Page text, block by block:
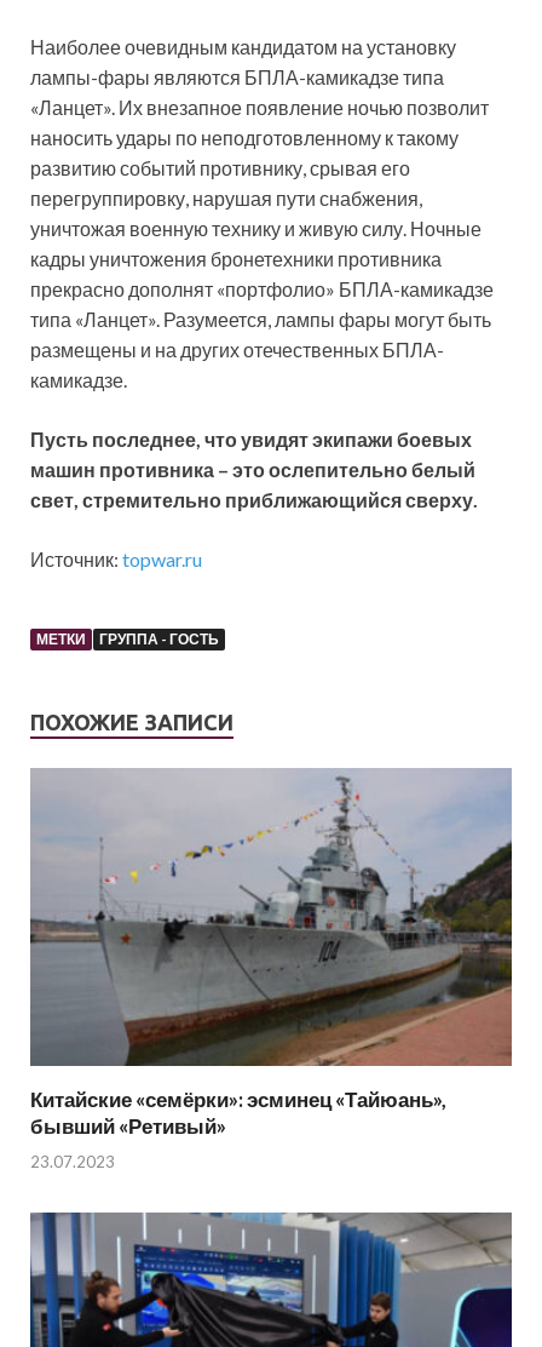
Наиболее очевидным кандидатом на установку
лампы-фары являются БПЛА-камикадзе типа
«Ланцет». Их внезапное появление ночью позволит
наносить удары по неподготовленному к такому
развитию событий противнику, срывая его
перегруппировку, нарушая пути снабжения,
уничтожая военную технику и живую силу. Ночные
кадры уничтожения бронетехники противника
прекрасно дополнят «портфолио» БПЛА-камикадзе
типа «Ланцет». Разумеется, лампы фары могут быть
размещены и на других отечественных БПЛА-
камикадзе.
Пусть последнее, что увидят экипажи боевых
машин противника – это ослепительно белый
свет, стремительно приближающийся сверху.
Источник: topwar.ru
МЕТКИ ГРУППА - ГОСТЬ
ПОХОЖИЕ ЗАПИСИ
Китайские «семёрки»: эсминец «Тайюань»,
бывший «Ретивый»
23.07.2023